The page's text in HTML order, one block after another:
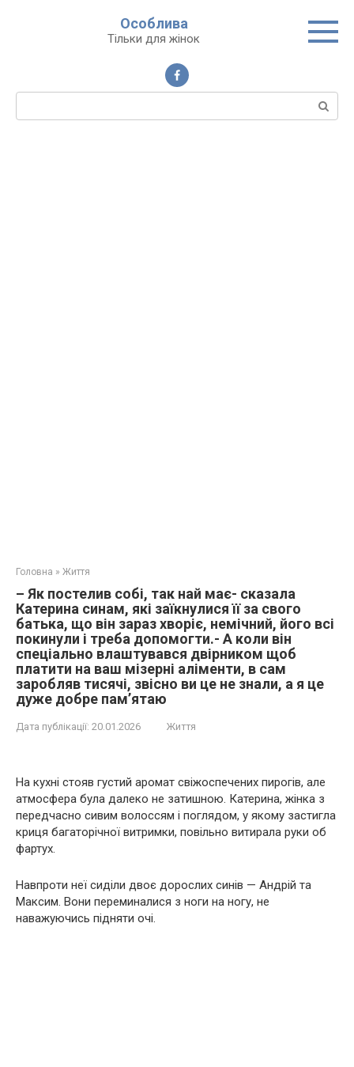
Особлива
Тільки для жінок
Пошук:
Головна » Життя
– Як постелив собі, так най має- сказала
Катерина синам, які заїкнулися її за свого
батька, що він зараз хворіє, немічний, його всі
покинули і треба допомогти.- А коли він
спеціально влаштувався двірником щоб
платити на ваш мізерні аліменти, в сам
заробляв тисячі, звісно ви це не знали, а я це
дуже добре пам’ятаю
Дата публікації: 20.01.2026 Життя
На кухні стояв густий аромат свіжоспечених пирогів, але
атмосфера була далеко не затишною. Катерина, жінка з
передчасно сивим волоссям і поглядом, у якому застигла
криця багаторічної витримки, повільно витирала руки об
фартух.
Навпроти неї сиділи двоє дорослих синів — Андрій та
Максим. Вони переминалися з ноги на ногу, не
наважуючись підняти очі.